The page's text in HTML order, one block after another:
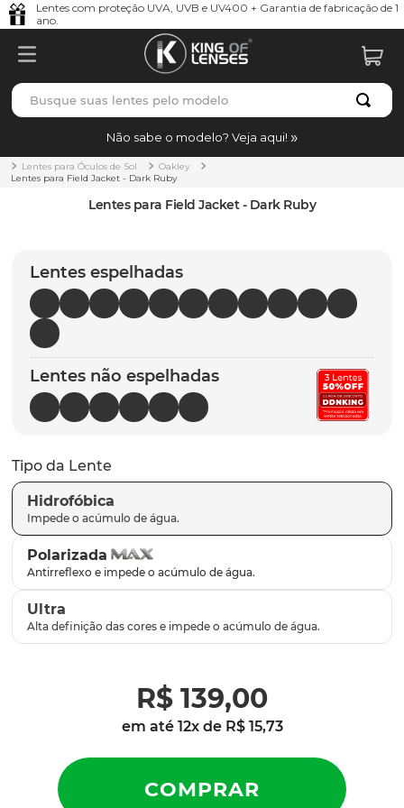
Lentes com proteção UVA, UVB e UV400 + Garantia de fabricação de 1
ano.
Busque suas lentes pelo modelo
Não sabe o modelo? Veja aqui!
Lentes para Óculos de Sol
Oakley
Lentes para Field Jacket - Dark Ruby
Lentes para Field Jacket - Dark Ruby
Lentes espelhadas
Lentes não espelhadas
Tipo da Lente
Hidrofóbica
Polarizada
Ultra
R$ 139,00
em até 12x de R$ 15,73
TERMOS MAIS BUSCADOS
1º borrachas
holbrook
5º chaves
6º t-shock
7º gasket
8º parafusos
9º latch